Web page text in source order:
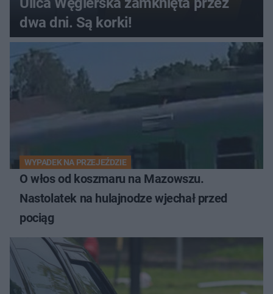
dwa dni. Są korki!
WYPADEK NA PRZEJEŹDZIE
O włos od koszmaru na Mazowszu.
Nastolatek na hulajnodze wjechał przed
pociąg